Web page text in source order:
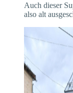
Auch dieser
also alt